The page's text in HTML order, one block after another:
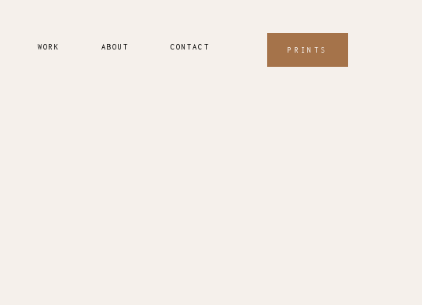
WORK ABOUT CONTACT PRINTS